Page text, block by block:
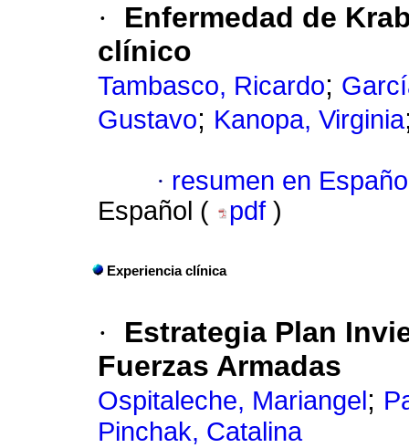
·
Enfermedad de
clínico
Tambasco, Ricardo;
Gustavo; Kanopa, Virginia
· resumen en
Español (
pdf )
Experiencia clínica
·
Estrategia Plan
Fuerzas Armadas
Ospitaleche, Mariangel ;
Pinchak, Catalina